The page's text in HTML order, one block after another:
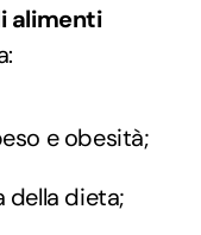
alimenti
e obesità;
della dieta;